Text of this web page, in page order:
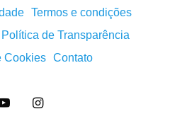
Termos e condições
Política de Transparência
Cookies Contato
YouTubeInstagram